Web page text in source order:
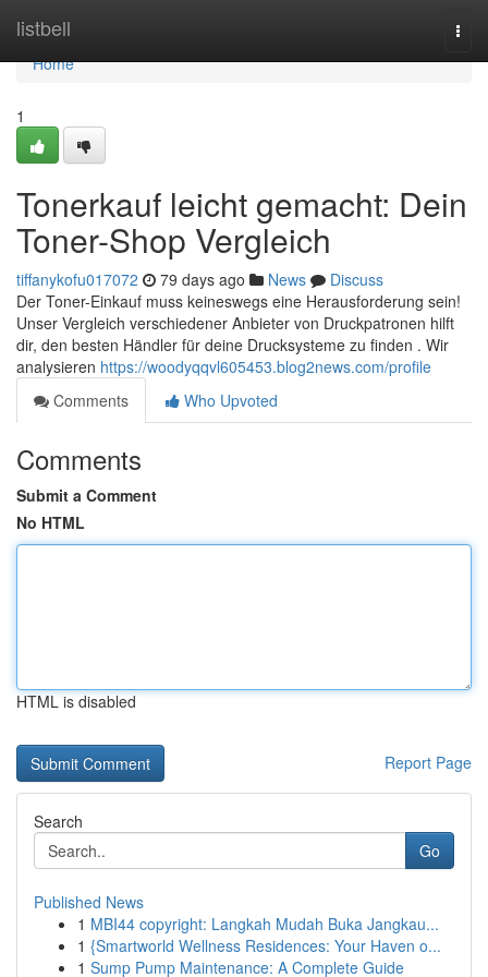
listbell
Home
Home
1
Tonerkauf leicht gemacht: Dein
Toner-Shop Vergleich
tiffanykofu017072 79 days ago News
Discuss
Der Toner-Einkauf muss keineswegs eine Herausforderung sein!
Unser Vergleich verschiedener Anbieter von Druckpatronen hilft
dir, den besten Händler für deine Drucksysteme zu finden . Wir
analysieren https://woodyqqvl605453.blog2news.com/profile
Comments
Who Upvoted
Comments
Submit a Comment
No HTML
HTML is disabled
Report Page
Search
Go
Published News
1 MBI44 copyright: Langkah Mudah Buka Jangkau...
1 {Smartworld Wellness Residences: Your Haven o...
1 Sump Pump Maintenance: A Complete Guide